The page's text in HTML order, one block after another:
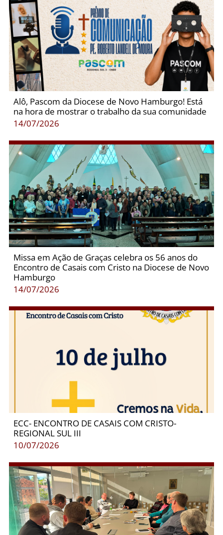
Alô, Pascom da Diocese de Novo Hamburgo! Está
na hora de mostrar o trabalho da sua comunidade
14/07/2026
Missa em Ação de Graças celebra os 56 anos do
Encontro de Casais com Cristo na Diocese de Novo
Hamburgo
14/07/2026
ECC- ENCONTRO DE CASAIS COM CRISTO-
REGIONAL SUL III
10/07/2026